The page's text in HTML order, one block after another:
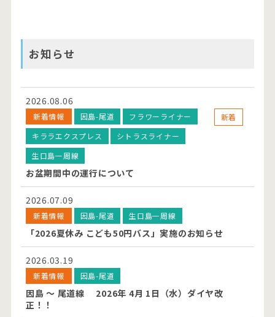
お知らせ
2026.08.06
新着情報 因島-尾道
フラワーライナー
キララエクスプレス
シトラスライナー
生口島一周線
新着
お盆期間中の運行について
2026.07.09
新着情報 因島-尾道 生口島一周線
「2026夏休み こども50円バス」実施のお知らせ
2026.03.19
新着情報 因島-尾道
因島 ～ 尾道線 2026年 4月 1日（水）ダイヤ改
正！！